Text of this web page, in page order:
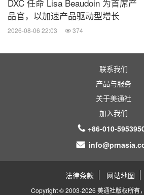
DXC 任命 Lisa Beaudoin 为首席产
品官，以加速产品驱动型增长
2026-08-06 22:03 374
联系我们
产品与服务
关于美通社
加入我们
+86-010-
法律条款 网站地图
Copyright © 2003-2026 美通社版权所有